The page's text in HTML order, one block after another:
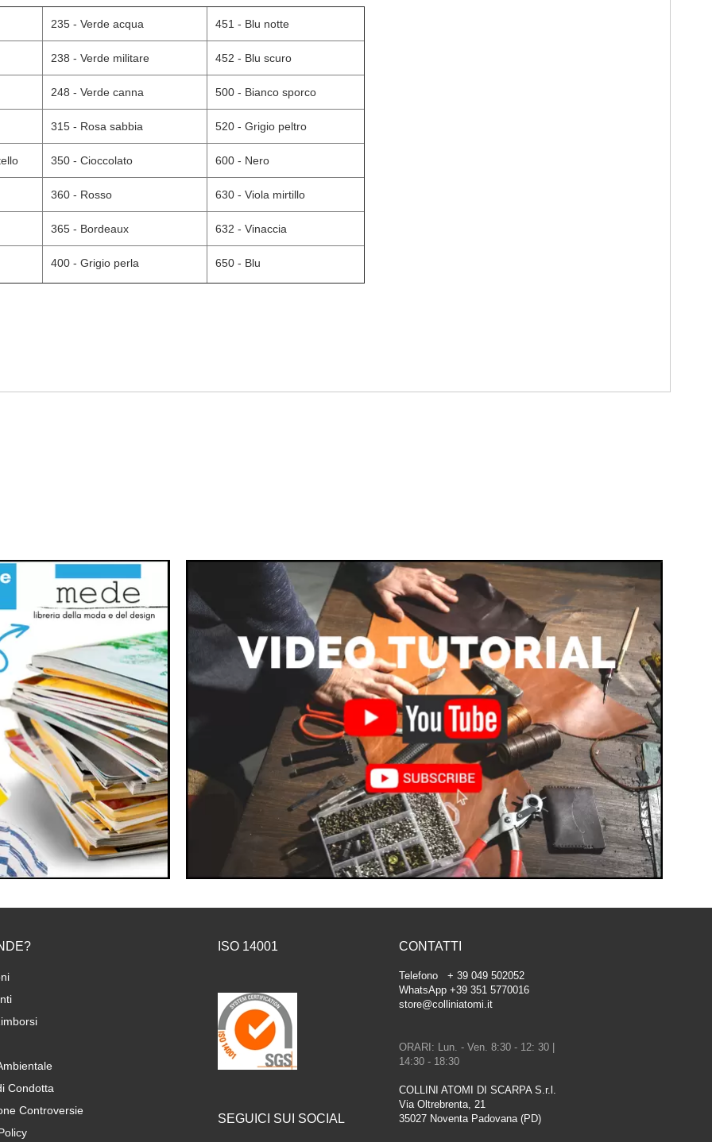
235 - Verde acqua 451 - Blu notte
238 - Verde militare 452 - Blu scuro
248 - Verde canna 500 - Bianco sporco
315 - Rosa sabbia 520 - Grigio peltro
350 - Cioccolato 600 - Nero
360 - Rosso 630 - Viola mirtillo
365 - Bordeaux 632 - Vinaccia
400 - Grigio perla 650 - Blu
Condotta
Controversie
ISO 14001
SEGUICI SUI SOCIAL
CONTATTI
Telefono + 39 049 502052
WhatsApp +39 351 5770016
store@colliniatomi.it
ORARI: Lun. - Ven. 8:30 - 12: 30 |
14:30 - 18:30
COLLINI ATOMI DI SCARPA S.r.l.
Via Oltrebrenta, 21
35027 Noventa Padovana (PD)